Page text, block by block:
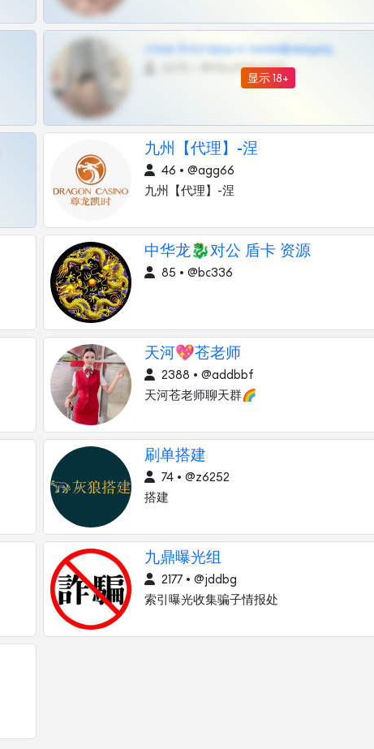
显示 18+
слив блогерш и онлифанщиц
@MILKPRIVATES39BOT
九州【代理】-涅
46 • @agg66
九州【代理】-涅
中华龙🐉对公 盾卡 资源
85 • @bc336
天河💖苍老师
2388 • @addbbf
天河苍老师聊天群🌈
刷单搭建
74 • @z6252
搭建
九鼎曝光组
2177 • @jddbg
索引曝光收集骗子情报处